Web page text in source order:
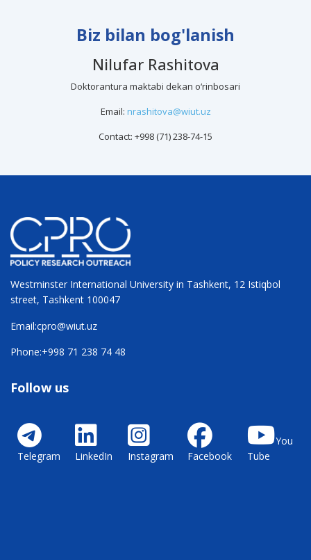
Biz bilan bog'lanish
Nilufar Rashitova
Doktorantura maktabi dekan o‘rinbosari
Email: nrashitova@wiut.uz
Contact: +998 (71) 238-74-15
Westminster International University in Tashkent, 12 Istiqbol
street, Tashkent 100047
Email:cpro@wiut.uz
Phone:+998 71 238 74 48
Follow us
Telegram LinkedIn Instagram Facebook
You
Tube